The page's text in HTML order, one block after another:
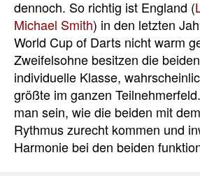
dennoch. So richtig ist England (
Michael Smith) in den letzten
World Cup of Darts nicht warm
Zweifelsohne besitzen die
individuelle Klasse,
größte im ganzen
man sein, wie die beiden mit
Rythmus zurecht kommen und
Harmonie bei den beiden